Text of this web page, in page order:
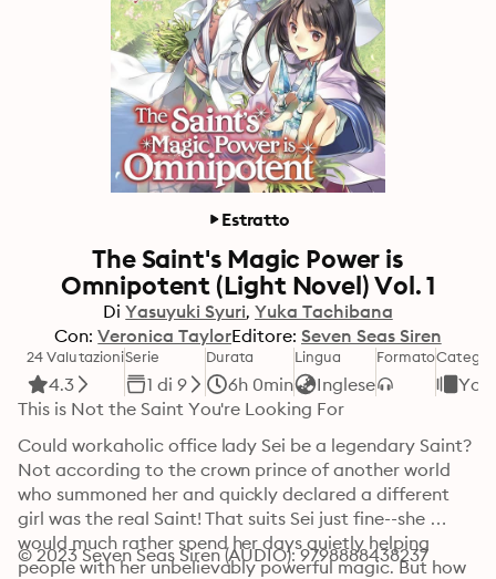
Estratto
The Saint's Magic Power is
Omnipotent (Light Novel) Vol. 1
Di Yasuyuki Syuri Yuka Tachibana
Con: Veronica TaylorEditore: Seven Seas Siren
24 Valutazioni
4.3
Serie
1 di 9
Durata
6h 0min
Lingua
Inglese
Formato
This is Not the Saint You're Looking For
Could workaholic office lady Sei be a legendary Saint?
Not according to the crown prince of another world
who summoned her and quickly declared a different
girl was the real Saint! That suits Sei just fine--she
would much rather spend her days quietly helping
people with her unbelievably powerful magic. But how
© 2023 Seven Seas Siren (AUDIO): 9798888438237